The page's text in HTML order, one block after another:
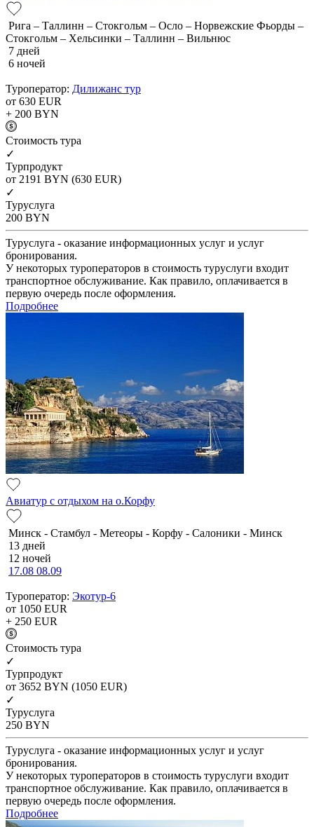
Рига – Таллинн – Стокгольм – Осло – Норвежские Фьорды –
Стокгольм – Хельсинки – Таллинн – Вильнюс
7 дней
6 ночей
Туроператор: Дилижанс тур
от 630 EUR
+ 200 BYN
Cтоимость тура
✓
Турпродукт
от 2191 BYN (630 EUR)
✓
Туруслуга
200 BYN
Туруслуга - оказание информационных услуг и услуг
бронирования.
У некоторых туроператоров в стоимость туруслуги входит
транспортное обслуживание. Как правило, оплачивается в
первую очередь после оформления.
Подробнее
Авиатур с отдыхом на о.Корфу
Минск - Стамбул - Метеоры - Корфу - Салоники - Минск
13 дней
12 ночей
17.08 08.09
Туроператор: Экотур-6
от 1050 EUR
+ 250 EUR
Cтоимость тура
✓
Турпродукт
от 3652 BYN (1050 EUR)
✓
Туруслуга
250 BYN
Туруслуга - оказание информационных услуг и услуг
бронирования.
У некоторых туроператоров в стоимость туруслуги входит
транспортное обслуживание. Как правило, оплачивается в
первую очередь после оформления.
Подробнее